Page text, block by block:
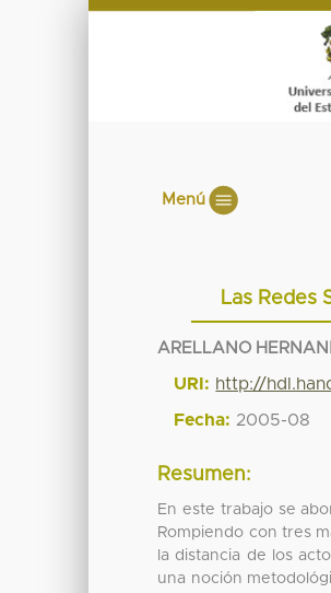
Menú
Las Redes
ARELLANO
URI: http://
Fecha: 2005-08
Resumen:
En este trabajo se
Rompiendo con tres
la distancia de los
una noción